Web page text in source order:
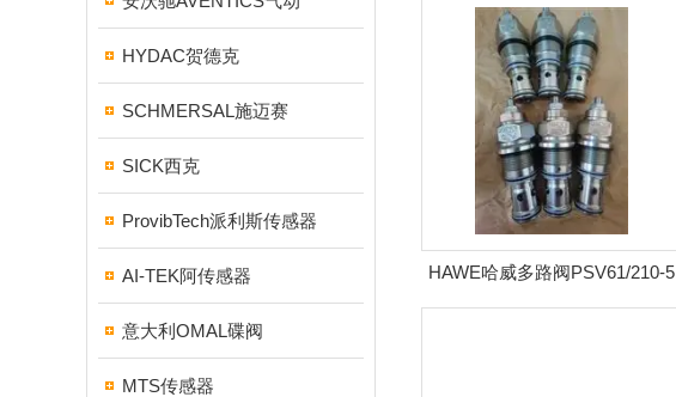
HYDAC贺德克
SCHMERSAL施迈赛
SICK西克
ProvibTech派利斯传感器
AI-TEK阿传感器
意大利OMAL碟阀
MTS传感器
HAWE哈威多路阀PSV61/210-5